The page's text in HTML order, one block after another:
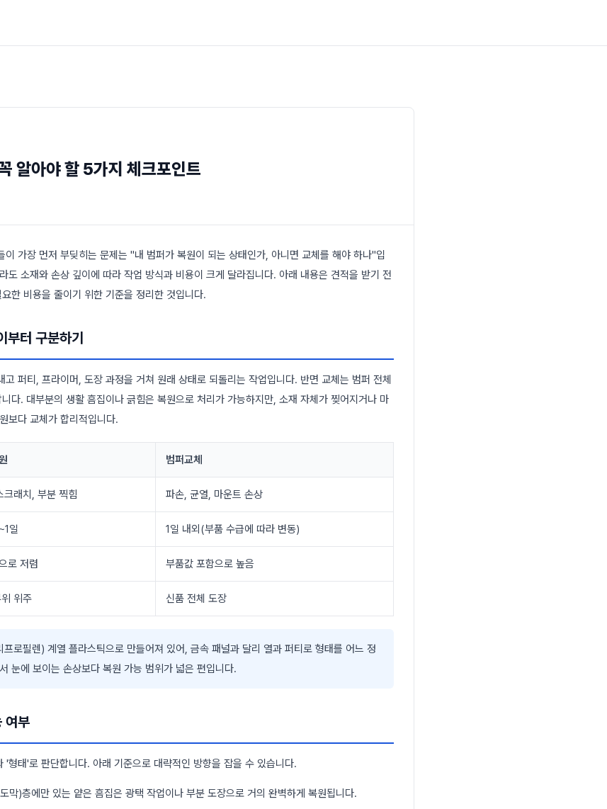
알아야 할 5가지 체크포인트
이 가장 먼저 부딪히는 문제는 "내 범퍼가 복원이 되는 상태인가, 아니면 교체를 해야 하나"입
도 소재와 손상 깊이에 따라 작업 방식과 비용이 크게 달라집니다. 아래 내용은 견적을 받기 전
한 비용을 줄이기 위한 기준을 정리한 것입니다.
부터 구분하기
고 퍼티, 프라이머, 도장 과정을 거쳐 원래 상태로 되돌리는 작업입니다. 반면 교체는 범퍼 전체
다. 대부분의 생활 흠집이나 긁힘은 복원으로 처리가 가능하지만, 소재 자체가 찢어지거나 마
보다 교체가 합리적입니다.
범퍼교체
크래치, 부분 찍힘 파손, 균열, 마운트 손상
일 1일 내외(부품 수급에 따라 변동)
로 저렴 부품값 포함으로 높음
위주 신품 전체 도장
로필렌) 계열 플라스틱으로 만들어져 있어, 금속 패널과 달리 열과 퍼티로 형태를 어느 정
눈에 보이는 손상보다 복원 가능 범위가 넓은 편입니다.
여부
'형태'로 판단합니다. 아래 기준으로 대략적인 방향을 잡을 수 있습니다.
막)층에만 있는 얕은 흠집은 광택 작업이나 부분 도장으로 거의 완벽하게 복원됩니다.